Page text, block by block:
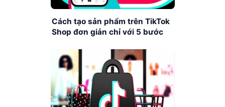
Cách tạo sản phẩm trên TikTok
Shop đơn giản chỉ với 5 bước